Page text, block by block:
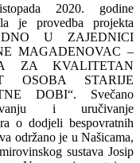
2020. godine
je provedba projekta
U ZAJEDNICI
MAGADENOVAC –
ZA KVALITETAN
OSOBA STARIJE
DOBI“. Svečano
i uručivanje
o dodjeli bespovratnih
održano je u Našicama,
sustava Josip